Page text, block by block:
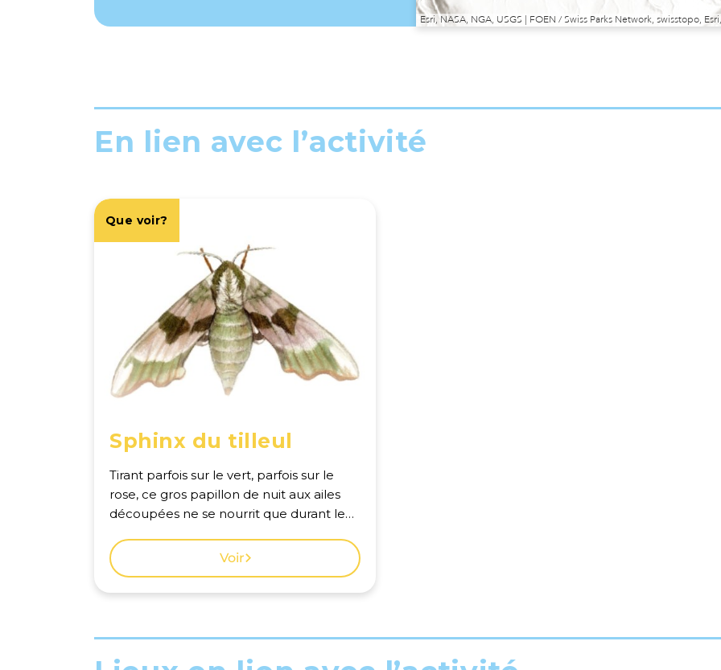
Esri, NASA, NGA, USGS | FOEN / Swiss Parks Network, swisstopo,
En lien avec l’activité
Que voir?
Sphinx du tilleul
Tirant parfois sur le vert, parfois sur le
rose, ce gros papillon de nuit aux ailes
découpées ne se nourrit que durant le
observations à Genève.
Voir